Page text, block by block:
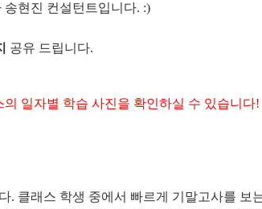
송현진 컨설턴트입니다. :)
공유 드립니다.
일자별 학습 사진을 확인하실 수 있습니다!
. 클래스 학생 중에서 빠르게 기말고사를 보